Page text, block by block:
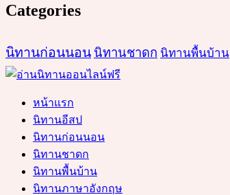
Categories
นิทานก่อนนอน นิทานชาดก นิทานพื้นบ้าน
หน้าแรก
นิทานอีสป
นิทานก่อนนอน
นิทานชาดก
นิทานพื้นบ้าน
นิทานภาษาอังกฤษ